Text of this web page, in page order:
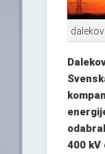
400 kV